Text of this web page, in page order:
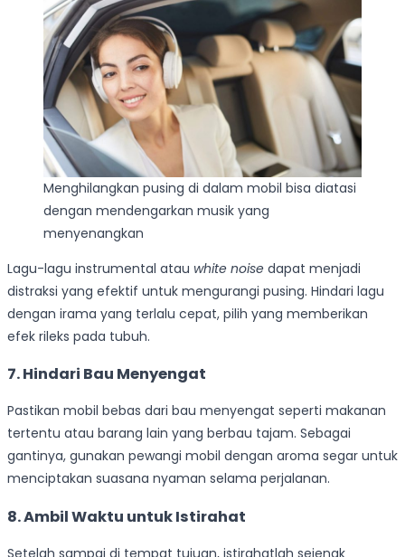
Menghilangkan pusing di dalam mobil bisa diatasi
dengan mendengarkan musik yang
menyenangkan
Lagu-lagu instrumental atau white noise dapat menjadi
distraksi yang efektif untuk mengurangi pusing. Hindari lagu
dengan irama yang terlalu cepat, pilih yang memberikan
efek rileks pada tubuh.
7. Hindari Bau Menyengat
Pastikan mobil bebas dari bau menyengat seperti makanan
tertentu atau barang lain yang berbau tajam. Sebagai
gantinya, gunakan pewangi mobil dengan aroma segar untuk
menciptakan suasana nyaman selama perjalanan.
8. Ambil Waktu untuk Istirahat